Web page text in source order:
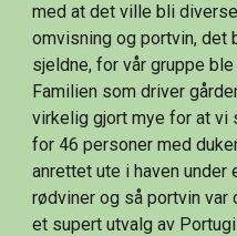
med at det ville bli
omvisning og portvin, det
sjeldne, for vår gruppe
Familien som driver
virkelig gjort mye for at vi
for 46 personer med
anrettet ute i haven under
rødviner og så portvin
et supert utvalg av